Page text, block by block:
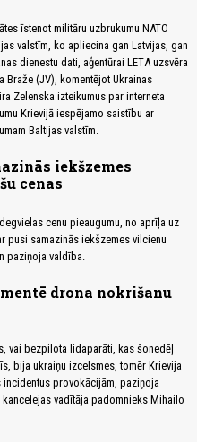
īstenot militāru uzbrukumu NATO
valstīm, ko apliecina gan Latvijas, gan
dienestu dati, aģentūrai LETA uzsvēra
Braže (JV), komentējot Ukrainas
Zelenska izteikumus par interneta
Krievijā iespējamo saistību ar
Baltijas valstīm.
iekšzemes
cenas
cenu pieaugumu, no aprīļa uz
pusi samazinās iekšzemes vilcienu
paziņoja valdība.
drona nokrišanu
vai bezpilota lidaparāti, kas šonedēļ
bija ukraiņu izcelsmes, tomēr Krievija
incidentus provokācijām, paziņoja
vadītāja padomnieks Mihailo